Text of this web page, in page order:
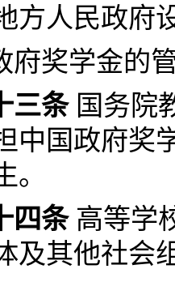
方人民政府
学金的管
三条国务院
中国政府奖
。
四条高等学
及其他社会